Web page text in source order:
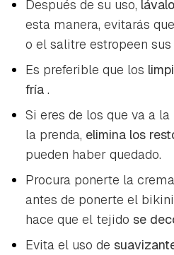
Después de su uso,
esta manera, evitarás
o el salitre estropeen sus
Es preferible que los
fría .
Si eres de los que va a
la prenda, elimina los
pueden haber quedado.
Procura ponerte la
antes de ponerte el
hace que el tejido se
Evita el uso de